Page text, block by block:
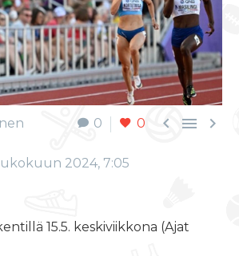
0 0   
2024, 7:05
15.5. keskiviikkona (Ajat